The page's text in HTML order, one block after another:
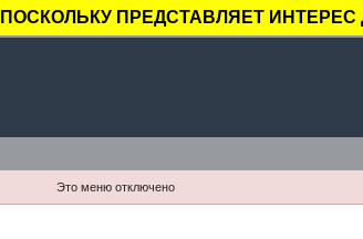
ПРЕДСТАВЛЯЕТ ИНТЕРЕС
Это меню отключено